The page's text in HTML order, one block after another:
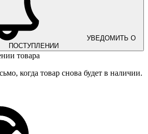
УВЕДОМИТЬ О
ПОСТУПЛЕНИИ
товара
когда товар снова будет в наличии.